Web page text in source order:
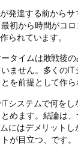
発達する前から
初から時間がコ
られています。
タイムは敗戦後
ません。多くの
を前提として作ら
システムで何をし
めます。結論は
にはデメリットし
が目立つ、です。